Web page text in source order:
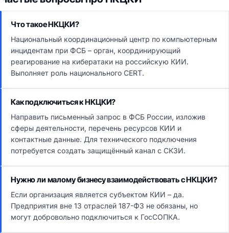
Что такое НКЦКИ?
Национальный координационный центр по компьютерным
инцидентам при ФСБ – орган, координирующий
реагирование на кибератаки на российскую КИИ.
Выполняет роль национального CERT.
Как подключиться к НКЦКИ?
Направить письменный запрос в ФСБ России, изложив
сферы деятельности, перечень ресурсов КИИ и
контактные данные. Для технического подключения
потребуется создать защищённый канал с СКЗИ.
Нужно ли малому бизнесу взаимодействовать с НКЦКИ?
Если организация является субъектом КИИ – да.
Предприятия вне 13 отраслей 187-ФЗ не обязаны, но
могут добровольно подключиться к ГосСОПКА.